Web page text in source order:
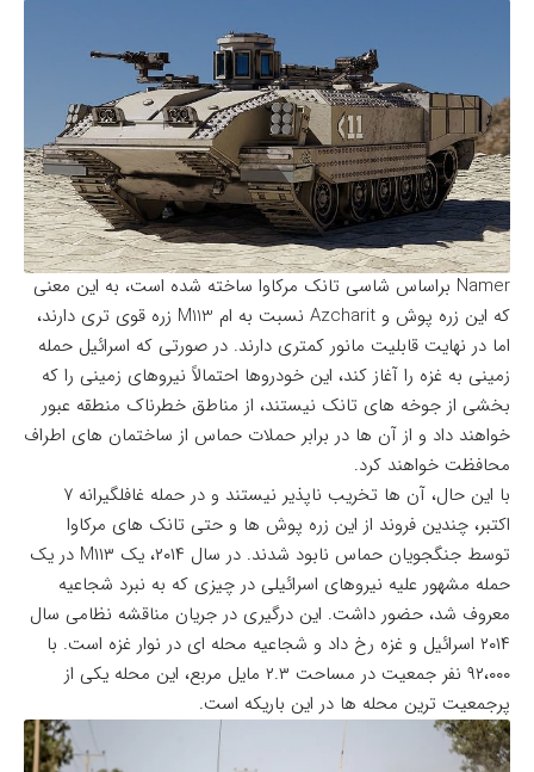
Namer براساس شاسی تانک مرکاوا ساخته شده است، به این معنی
که این زره پوش و Azcharit نسبت به ام M113 زره قوی تری دارند،
اما در نهایت قابلیت مانور کمتری دارند. در صورتی که اسرائیل حمله
زمینی به غزه را آغاز کند، این خودروها احتمالاً نیروهای زمینی را که
بخشی از جوخه های تانک نیستند، از مناطق خطرناک منطقه عبور
خواهند داد و از آن ها در برابر حملات حماس از ساختمان های اطراف
محافظت خواهند کرد.
با این حال، آن ها تخریب ناپذیر نیستند و در حمله غافلگیرانه ۷
اکتبر، چندین فروند از این زره پوش ها و حتی تانک های مرکاوا
توسط جنگجویان حماس نابود شدند. در سال ۲۰۱۴، یک M۱۱۳ در یک
حمله مشهور علیه نیروهای اسرائیلی در چیزی که به نبرد شجاعیه
معروف شد، حضور داشت. این درگیری در جریان مناقشه نظامی سال
۲۰۱۴ اسرائیل و غزه رخ داد و شجاعیه محله ای در نوار غزه است. با
۹۲،۰۰۰ نفر جمعیت در مساحت ۲.۳ مایل مربع، این محله یکی از
پرجمعیت ترین محله ها در این باریکه است.